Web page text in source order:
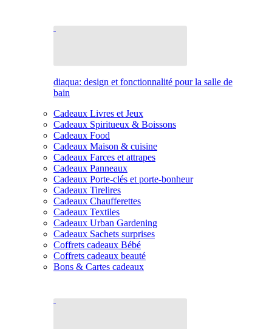
diaqua: design et fonctionnalité pour la salle de
bain
Cadeaux Livres et Jeux
Cadeaux Spiritueux & Boissons
Cadeaux Food
Cadeaux Maison & cuisine
Cadeaux Farces et attrapes
Cadeaux Panneaux
Cadeaux Porte-clés et porte-bonheur
Cadeaux Tirelires
Cadeaux Chaufferettes
Cadeaux Textiles
Cadeaux Urban Gardening
Cadeaux Sachets surprises
Coffrets cadeaux Bébé
Coffrets cadeaux beauté
Bons & Cartes cadeaux